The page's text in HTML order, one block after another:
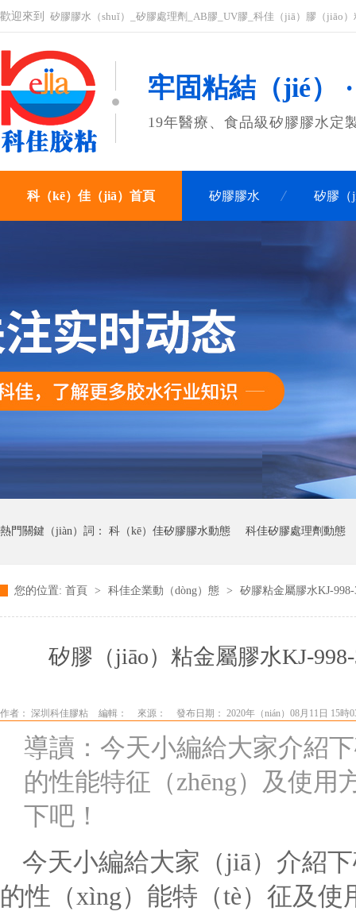
歡迎來到 矽膠膠水（shuǐ）_矽膠處理劑_AB膠_UV膠_科佳（jiā）膠（jiāo
牢固粘結（jié）
19年醫療、食品級矽膠膠水定
科（kē）佳（jiā）首頁 矽膠膠水 矽膠（
熱門關鍵（jiàn）詞： 科（kē）佳矽膠膠水動態 科佳矽膠處理劑動態
科佳快幹膠動態
您的位置: 首頁 > 科佳企業動（dòng）態 > 矽膠粘金屬膠水KJ-
矽膠（jiāo）粘金屬膠水KJ-
作者： 深圳科佳膠粘 編輯： 來源： 發布日期： 2020年（nián）08月11日 15時
導讀：今天小編給大家介紹
的性能特征（zhēng）及使
下吧！
今天小編給大家（jiā）介紹
的性（xìng）能特（tè）征及